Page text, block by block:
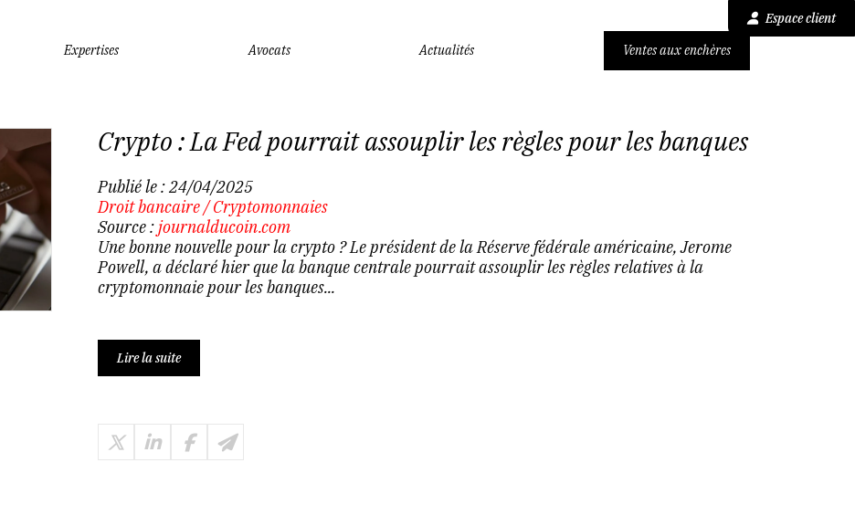
Espace client
Expertises Avocats Actualités Ventes aux enchères
Crypto : La Fed pourrait assouplir les règles pour les banques
Publié le :24/04/2025
Droit bancaire/Cryptomonnaies
Source :journalducoin.com
Une bonne nouvelle pour la crypto ? Le président de la Réserve fédérale américaine, Jerome
Powell, a déclaré hier que la banque centrale pourrait assouplir les règles relatives à la
cryptomonnaie pour les banques...
Lire la suite